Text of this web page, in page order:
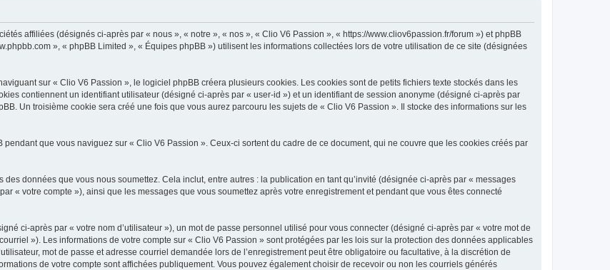
affiliées (désignés ci-après par « nous », « notre », « nos », « Clio V6 Passion », « https://www.cliov6passion.fr/forum ») et phpBB
», « phpBB Limited », « Équipes phpBB ») utilisent les informations collectées lors de votre utilisation de ce site (désignées
sur « Clio V6 Passion », le logiciel phpBB créera plusieurs cookies. Les cookies sont de petits fichiers texte stockés dans les
contiennent un identifiant utilisateur (désigné ci-après par « user-id ») et un identifiant de session anonyme (désigné ci-après par
Un troisième cookie sera créé une fois que vous aurez parcouru les sujets de « Clio V6 Passion ». Il stocke des informations sur les
que vous naviguez sur « Clio V6 Passion ». Ceux-ci sortent du cadre de ce document, qui ne couvre que les cookies créés par
données que vous nous soumettez. Cela inclut, entre autres : la publication en tant qu’invité (désignée ci-après par « messages
« votre compte »), ainsi que les messages que vous soumettez après votre enregistrement et pendant que vous êtes connecté
ci-après par « votre nom d’utilisateur »), un mot de passe personnel utilisé pour vous connecter (désigné ci-après par « votre mot de
»). Les informations de votre compte sur « Clio V6 Passion » sont protégées par les lois sur la protection des données applicables
mot de passe et adresse courriel demandée lors de l’enregistrement peut être obligatoire ou facultative, à la discrétion de
de votre compte sont affichées publiquement. Vous pouvez également choisir de recevoir ou non les courriels générés